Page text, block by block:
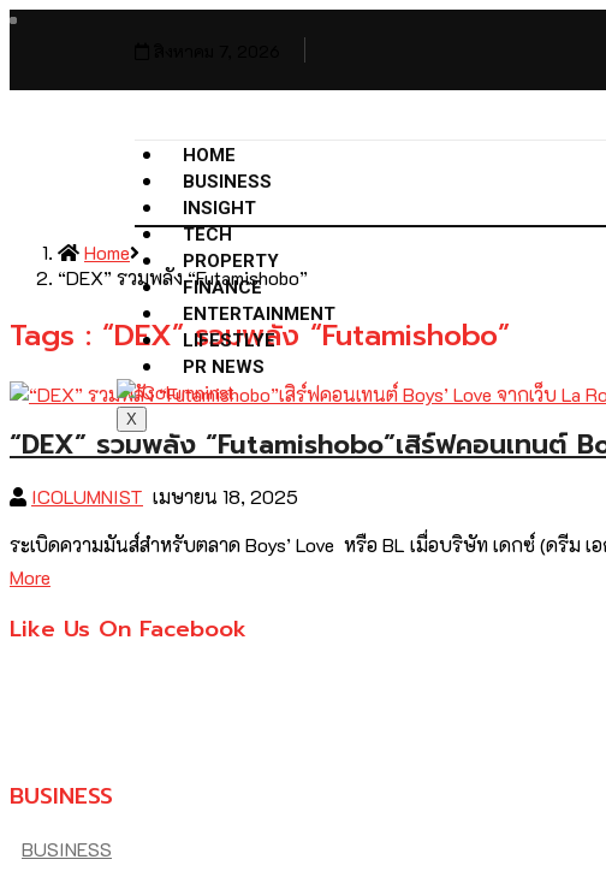
HOME
BUSINESS
INSIGHT
TECH
PROPERTY
FINANCE
ENTERTAINMENT
LIFESTLYE
PR NEWS
X
Home
“DEX” รวมพลัง “Futamishobo”
Tags : “DEX” รวมพลัง “Futamishobo”
“DEX” รวมพลัง “Futamishobo”เสิร์ฟคอนเทนต์
ICOLUMNIST เมษายน 18, 2025
ระเบิดความมันส์สำหรับตลาด Boys’ Love หรือ BL เมื่อบริษัท เดกซ์ (ดรีม
More
Like Us On Facebook
BUSINESS
BUSINESS